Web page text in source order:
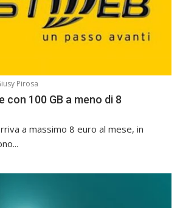
Pirosa
100 GB a meno di 8
a massimo 8 euro al mese, in